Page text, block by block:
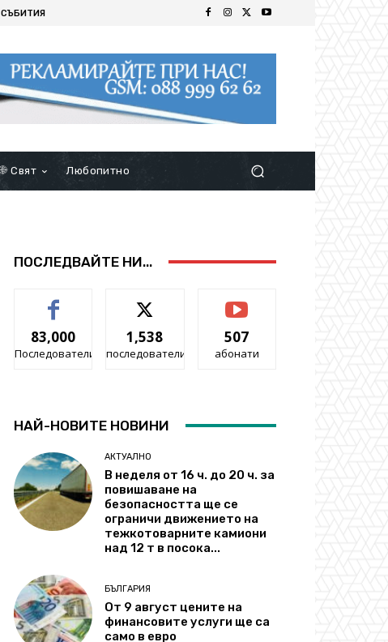
СЪБИТИЯ
Свят Любопитно
ПОСЛЕДВАЙТЕ НИ...
83,000
Последователи
1,538
последователи
507
абонати
НАЙ-НОВИТЕ НОВИНИ
АКТУАЛНО
В неделя от 16 ч. до 20 ч. за
повишаване на
безопасността ще се
ограничи движението на
тежкотоварните камиони
над 12 т в посока...
БЪЛГАРИЯ
От 9 август цените на
финансовите услуги ще са
само в евро